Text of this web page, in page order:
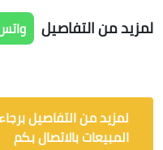
لمزيد من التفاصيل
لمزيد من التفاصيل
المبيعات بالاتصال بكم